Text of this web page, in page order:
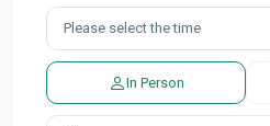
In Person